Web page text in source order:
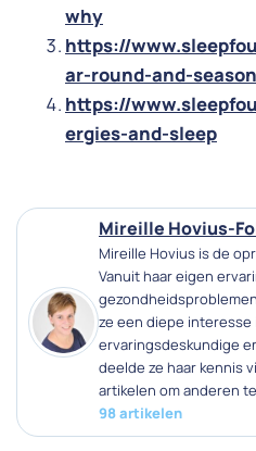
why
https://
ar-round-and-
https://
ergies-and-sleep
Mireille Hovius-
Mireille Hovius is de
Vanuit haar eigen
ze een diepe interesse
ervaringsdeskundige
deelde ze haar kennis
artikelen om anderen
98 artikelen